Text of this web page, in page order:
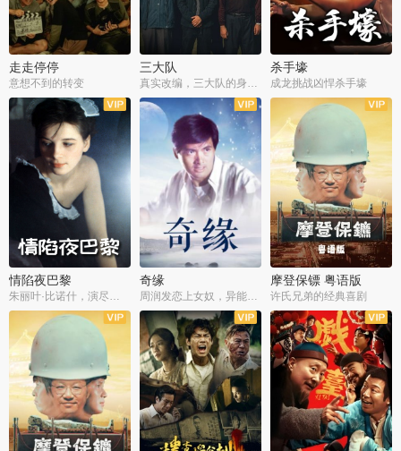
走走停停
意想不到的转变
三大队 杀手壕
成龙挑战凶悍杀手壕
情陷夜巴黎
朱丽叶·比诺什，演尽失爱之痛
奇缘
周润发恋上女奴，异能护体战邪派
摩登保镖 粤语版
许氏兄弟的经典喜剧